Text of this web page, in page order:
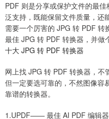
PDF 则是分享或保护文件的最
泛支持，既能保留文件质量，还
需要一个厉害的 JPG 转 PDF
最佳 JPG 转 PDF 转换器，并做
十大 JPG 转 PDF 转换器
网上找 JPG 转 PDF 转换器，不
但一定要选可靠的，不然图像容
靠谱的转换器。
1.UPDF—— 最佳 AI PDF 编辑器